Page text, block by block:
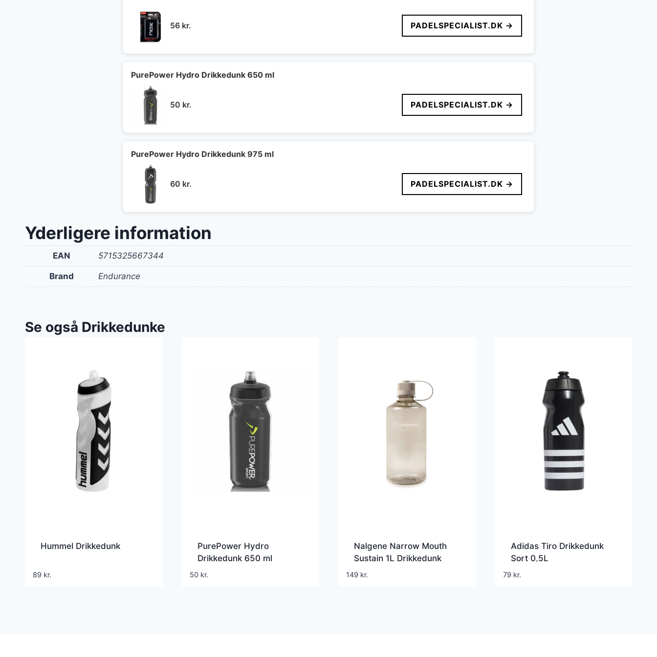
56 kr. PADELSPECIALIST.DK →
PurePower Hydro Drikkedunk 650 ml
50 kr. PADELSPECIALIST.DK →
PurePower Hydro Drikkedunk 975 ml
60 kr. PADELSPECIALIST.DK →
Yderligere information
EAN 5715325667344
Brand Endurance
Se også Drikkedunke
Hummel Drikkedunk
89 kr.
PurePower Hydro
Drikkedunk 650 ml
50 kr.
Nalgene Narrow Mouth
Sustain 1L Drikkedunk
149 kr.
Adidas Tiro Drikkedunk
Sort 0,5L
79 kr.